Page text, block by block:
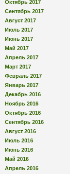
Октябрь 2017
Сентябрь 2017
Август 2017
Июль 2017
Июнь 2017
Май 2017
Апрель 2017
Март 2017
Февраль 2017
Январь 2017
Декабрь 2016
Ноябрь 2016
Октябрь 2016
Сентябрь 2016
Август 2016
Июль 2016
Июнь 2016
Май 2016
Апрель 2016